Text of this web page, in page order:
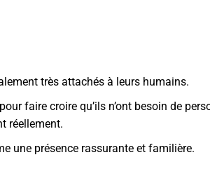
très attachés à leurs humains.
faire croire qu’ils n’ont besoin de
réellement.
une présence rassurante et familière.